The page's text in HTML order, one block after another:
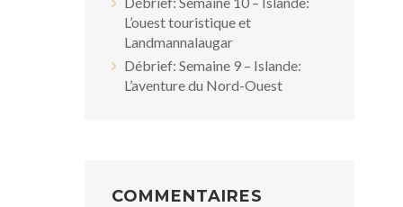
L’ouest touristique et
Landmannalaugar
Débrief: Semaine 9 – Islande:
L’aventure du Nord-Ouest
COMMENTAIRES